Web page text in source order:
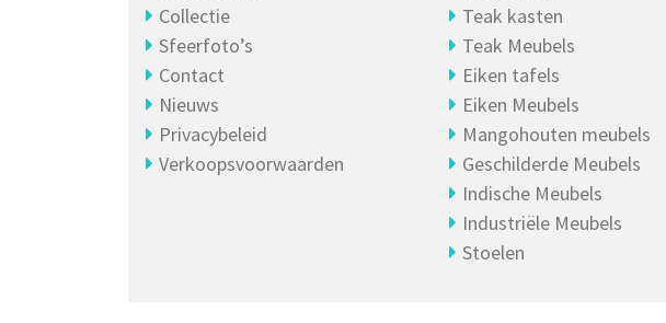
Collectie
Sfeerfoto’s
Contact
Nieuws
Privacybeleid
Verkoopsvoorwaarden
Teak kasten
Teak Meubels
Eiken tafels
Eiken Meubels
Mangohouten meubels
Geschilderde Meubels
Indische Meubels
Industriële Meubels
Stoelen